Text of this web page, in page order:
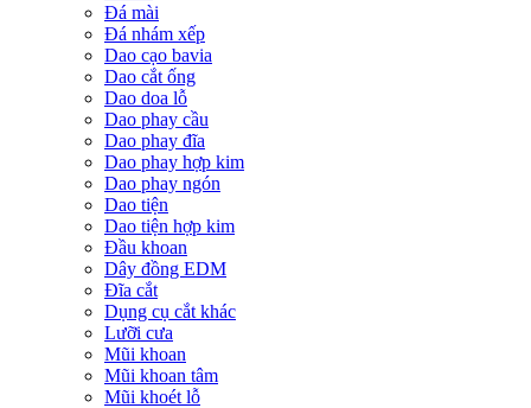
Đá mài
Đá nhám xếp
Dao cạo bavia
Dao cắt ống
Dao doa lỗ
Dao phay cầu
Dao phay đĩa
Dao phay hợp kim
Dao phay ngón
Dao tiện
Dao tiện hợp kim
Đầu khoan
Dây đồng EDM
Đĩa cắt
Dụng cụ cắt khác
Lưỡi cưa
Mũi khoan
Mũi khoan tâm
Mũi khoét lỗ